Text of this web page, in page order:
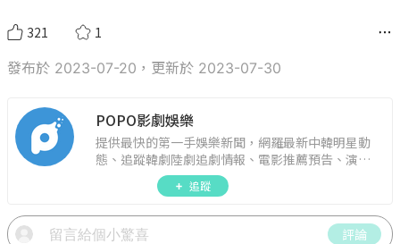
321 1
發布於 2023-07-20，更新於 2023-07-30
POPO影劇娛樂
提供最快的第一手娛樂新聞，網羅最新中韓明星動
態、追蹤韓劇陸劇追劇情報、電影推薦預告、演藝
圈話題，演唱會見面會最新資訊，讓你追星零時
追蹤
評論